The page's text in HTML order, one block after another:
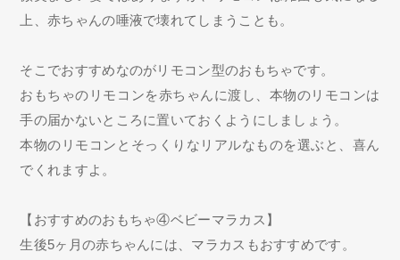
上、赤ちゃんの唾液で壊れてしまうことも。
そこでおすすめなのがリモコン型のおもちゃです。
おもちゃのリモコンを赤ちゃんに渡し、本物のリモコンは
手の届かないところに置いておくようにしましょう。
本物のリモコンとそっくりなリアルなものを選ぶと、喜ん
でくれますよ。
【おすすめのおもちゃ④ベビーマラカス】
生後5ヶ月の赤ちゃんには、マラカスもおすすめです。